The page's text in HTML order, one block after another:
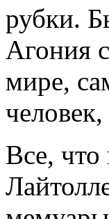
рубки.
Агония
мире,
Все, что